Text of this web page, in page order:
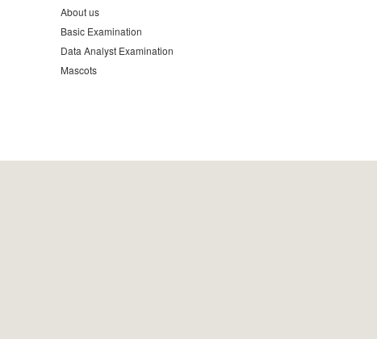
About us
Basic Examination
Data Analyst Examination
Mascots